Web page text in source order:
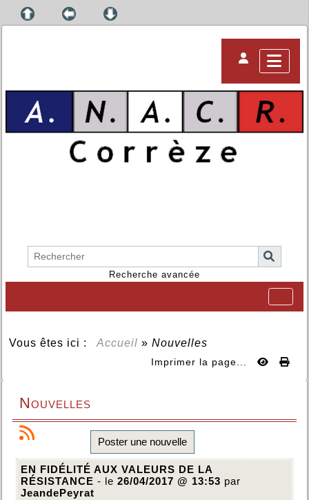
Recherche avancée
Vous êtes ici : Accueil » Nouvelles
Imprimer la page...
Nouvelles
Poster une nouvelle
EN FIDÉLITÉ AUX VALEURS DE LA
RÉSISTANCE - le 26/04/2017 @ 13:53 par
JeandePeyrat